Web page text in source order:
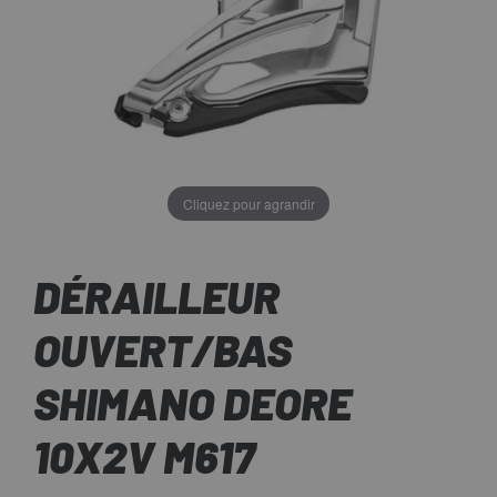
Cliquez pour agrandir
DÉRAILLEUR
OUVERT/BAS
SHIMANO DEORE
10X2V M617